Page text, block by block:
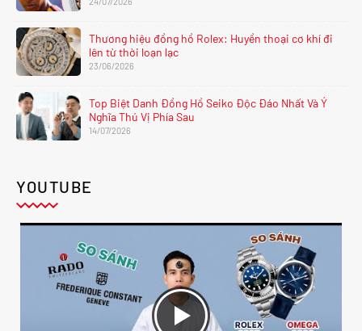
Thương hiệu đồng hồ Rolex: Huyền thoại cơ khí đi
lên từ thời loạn lạc
23/06/2026
Top Biệt Danh Đồng Hồ Seiko Độc Đáo Nhất Và Ý
Nghĩa Thú Vị Phía Sau
14/07/2026
YOUTUBE